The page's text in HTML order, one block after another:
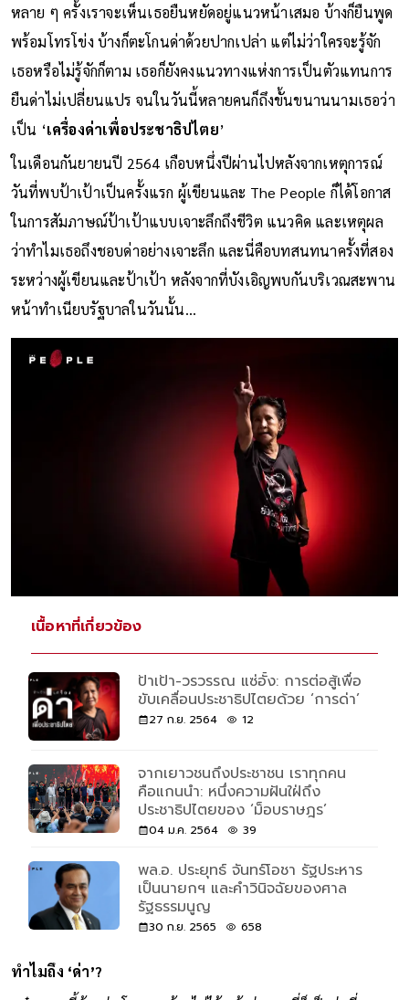
หลาย ๆ ครั้งเราจะเห็นเธอยืนหยัดอยู่แนวหน้าเสมอ บ้างก็ยืนพูด
พร้อมโทรโข่ง บ้างก็ตะโกนด่าด้วยปากเปล่า แต่ไม่ว่าใครจะรู้จัก
เธอหรือไม่รู้จักก็ตาม เธอก็ยังคงแนวทางแห่งการเป็นตัวแทนการ
ยืนด่าไม่เปลี่ยนแปร จนในวันนี้หลายคนก็ถึงขั้นขนานนามเธอว่า
เป็น ‘เครื่องด่าเพื่อประชาธิปไตย’
ในเดือนกันยายนปี 2564 เกือบหนึ่งปีผ่านไปหลังจากเหตุการณ์
วันที่พบป้าเป้าเป็นครั้งแรก ผู้เขียนและ The People ก็ได้โอกาส
ในการสัมภาษณ์ป้าเป้าแบบเจาะลึกถึงชีวิต แนวคิด และเหตุผล
ว่าทำไมเธอถึงชอบด่าอย่างเจาะลึก และนี่คือบทสนทนาครั้งที่สอง
ระหว่างผู้เขียนและป้าเป้า หลังจากที่บังเอิญพบกันบริเวณสะพาน
หน้าทำเนียบรัฐบาลในวันนั้น...
เนื้อหาที่เกี่ยวข้อง
ป้าเป้า-วรวรรณ แซ่อั้ง: การต่อสู้เพื่อ
ขับเคลื่อนประชาธิปไตยด้วย ‘การด่า’
27 ก.ย. 2564 12
จากเยาวชนถึงประชาชน เราทุกคน
คือแกนนำ: หนึ่งความฝันใฝ่ถึง
ประชาธิปไตยของ ‘ม็อบราษฎร’
04 ม.ค. 2564 39
พล.อ. ประยุทธ์ จันทร์โอชา รัฐประหาร
เป็นนายกฯ และคำวินิจฉัยของศาล
รัฐธรรมนูญ
30 ก.ย. 2565 658
ทำไมถึง ‘ด่า’?